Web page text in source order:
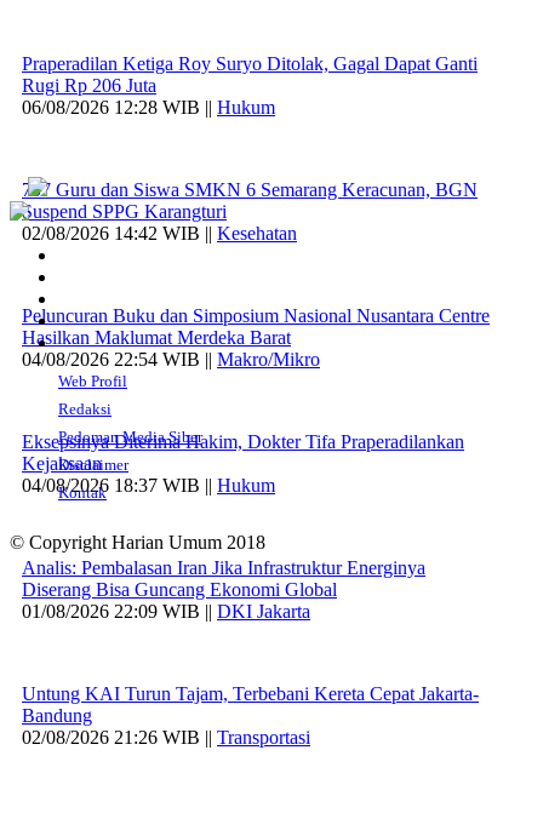
Praperadilan Ketiga Roy Suryo Ditolak, Gagal Dapat Ganti
Rugi Rp 206 Juta
06/08/2026 12:28 WIB || Hukum
707 Guru dan Siswa SMKN 6 Semarang Keracunan, BGN
Suspend SPPG Karangturi
02/08/2026 14:42 WIB || Kesehatan
Peluncuran Buku dan Simposium Nasional Nusantara Centre
Hasilkan Maklumat Merdeka Barat
04/08/2026 22:54 WIB || Makro/Mikro
Eksepsinya Diterima Hakim, Dokter Tifa Praperadilankan
Kejaksaan
04/08/2026 18:37 WIB || Hukum
Analis: Pembalasan Iran Jika Infrastruktur Energinya
Diserang Bisa Guncang Ekonomi Global
01/08/2026 22:09 WIB || DKI Jakarta
Untung KAI Turun Tajam, Terbebani Kereta Cepat Jakarta-
Bandung
02/08/2026 21:26 WIB || Transportasi
Web Profil
Redaksi
Pedoman Media Siber
Disclaimer
Kontak
© Copyright Harian Umum 2018